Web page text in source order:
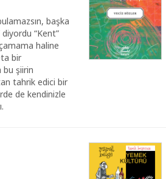
başka
diyordu “Kent”
haline
bir
bu şiirin
tahrik edici bir
de kendinizle